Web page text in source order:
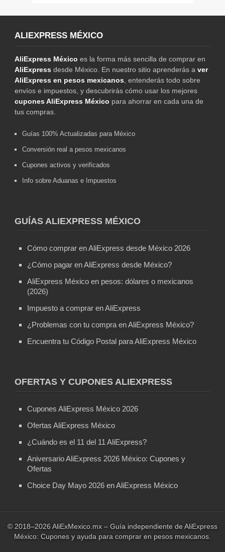
ALIEXPRESS MÉXICO
AliExpress México es la forma más sencilla de comprar en
AliExpress desde México. En nuestro sitio aprenderás a ver
AliExpress en pesos mexicanos , entenderás todo sobre
envíos e impuestos, y descubrirás cómo usar los mejores
cupones AliExpress México para ahorrar en cada una de
tus compras.
Guías 100% Actualizadas para México
Conversión real a pesos mexicanos
Cupones activos y verificados
Info sobre Aduanas e Impuestos
GUÍAS ALIEXPRESS MÉXICO
Cómo comprar en AliExpress desde México 2026
¿Cómo pagar en AliExpress desde México?
AliExpress México en pesos: dólares o mexicanos
(2026)
Impuesto a comprar en AliExpress
¿Problemas con tu compra en AliExpress México?
Encuentra tu Código Postal para AliExpress México
OFERTAS Y CUPONES ALIEXPRESS
Cupones AliExpress México 2026
Ofertas AliExpress México
¿Cuándo es el 11 del 11 AliExpress?
Aniversario AliExpress 2026 México: Cupones y
Ofertas
Choice Day Mayo 2026 en AliExpress México
© 2018–2026 AliExMexico.mx – Guía independiente de AliExpress
México: Cupones y ayuda para comprar en pesos mexicanos.